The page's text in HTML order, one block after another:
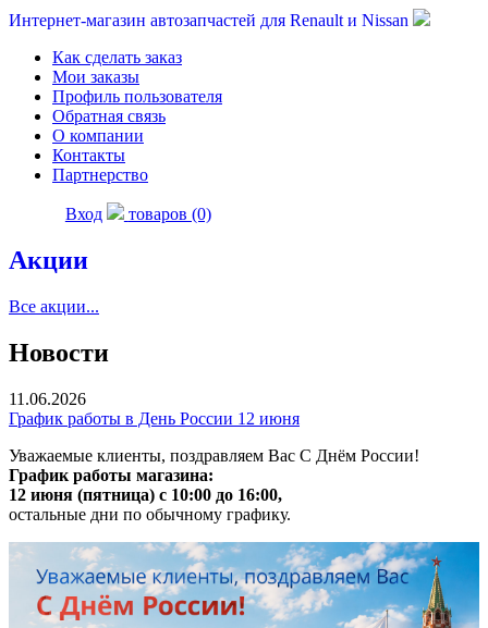
Интернет-магазин автозапчастей для Renault и Nissan
Как сделать заказ
Мои заказы
Профиль пользователя
Обратная связь
О компании
Контакты
Партнерство
Вход товаров (0)
Акции
Все акции...
Новости
11.06.2026
График работы в День России 12 июня
Уважаемые клиенты, поздравляем Вас С Днём России!
График работы магазина:
12 июня (пятница) с 10:00 до 16:00,
остальные дни по обычному графику.